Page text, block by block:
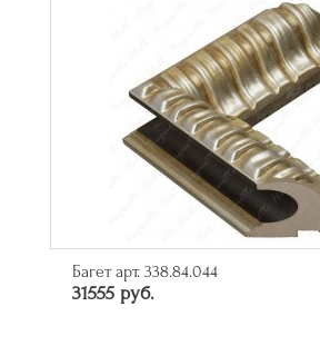
Багет арт. 338.84.044
31555 руб.